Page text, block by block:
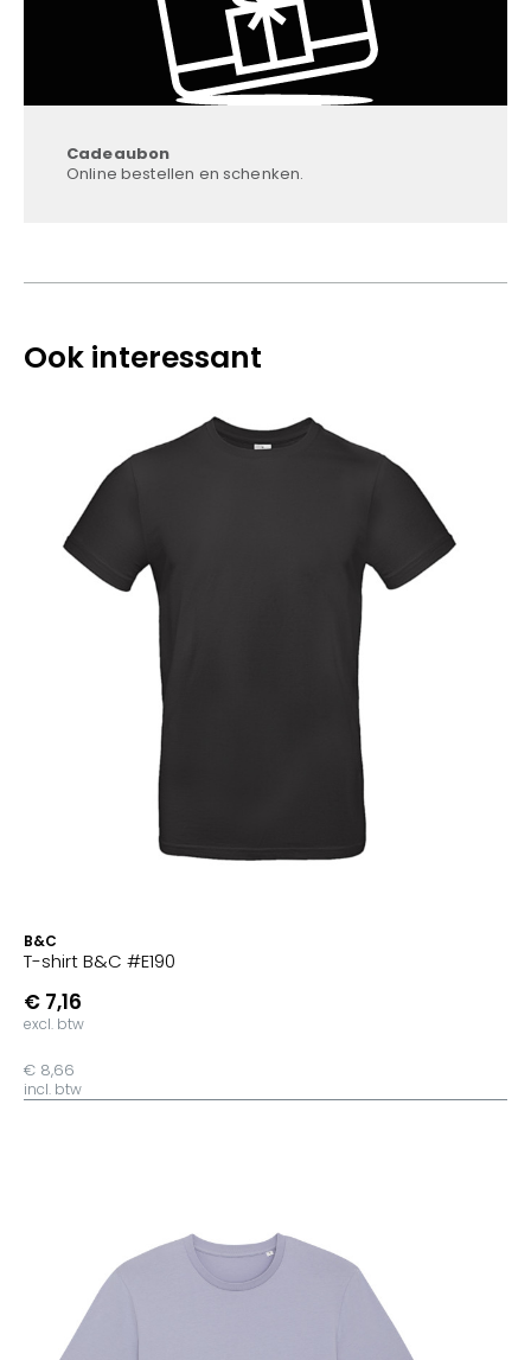
Cadeaubon
Online bestellen en schenken.
Ook interessant
B&C
T-shirt B&C #E190
€ 7,16
excl. btw
€ 8,66
incl. btw